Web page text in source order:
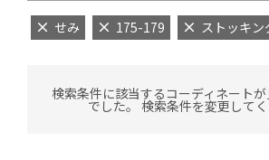
せみ 175-179 ストッキン
検索条件に該当するコーディネート
でした。 検索条件を変更してく